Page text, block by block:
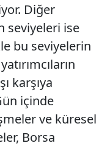
Diğer
seviyeleri ise
bu seviyelerin
karşıya
içinde
ve küresel
Borsa